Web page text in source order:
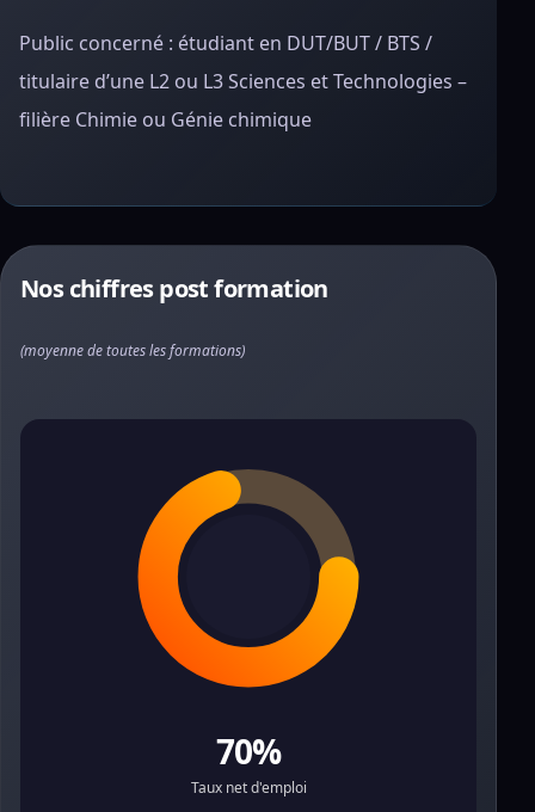
Public concerné : étudiant en DUT/BUT / BTS /
titulaire d’une L2 ou L3 Sciences et Technologies –
filière Chimie ou Génie chimique
Nos chiffres post formation
(moyenne de toutes les formations)
70%
Taux net d'emploi